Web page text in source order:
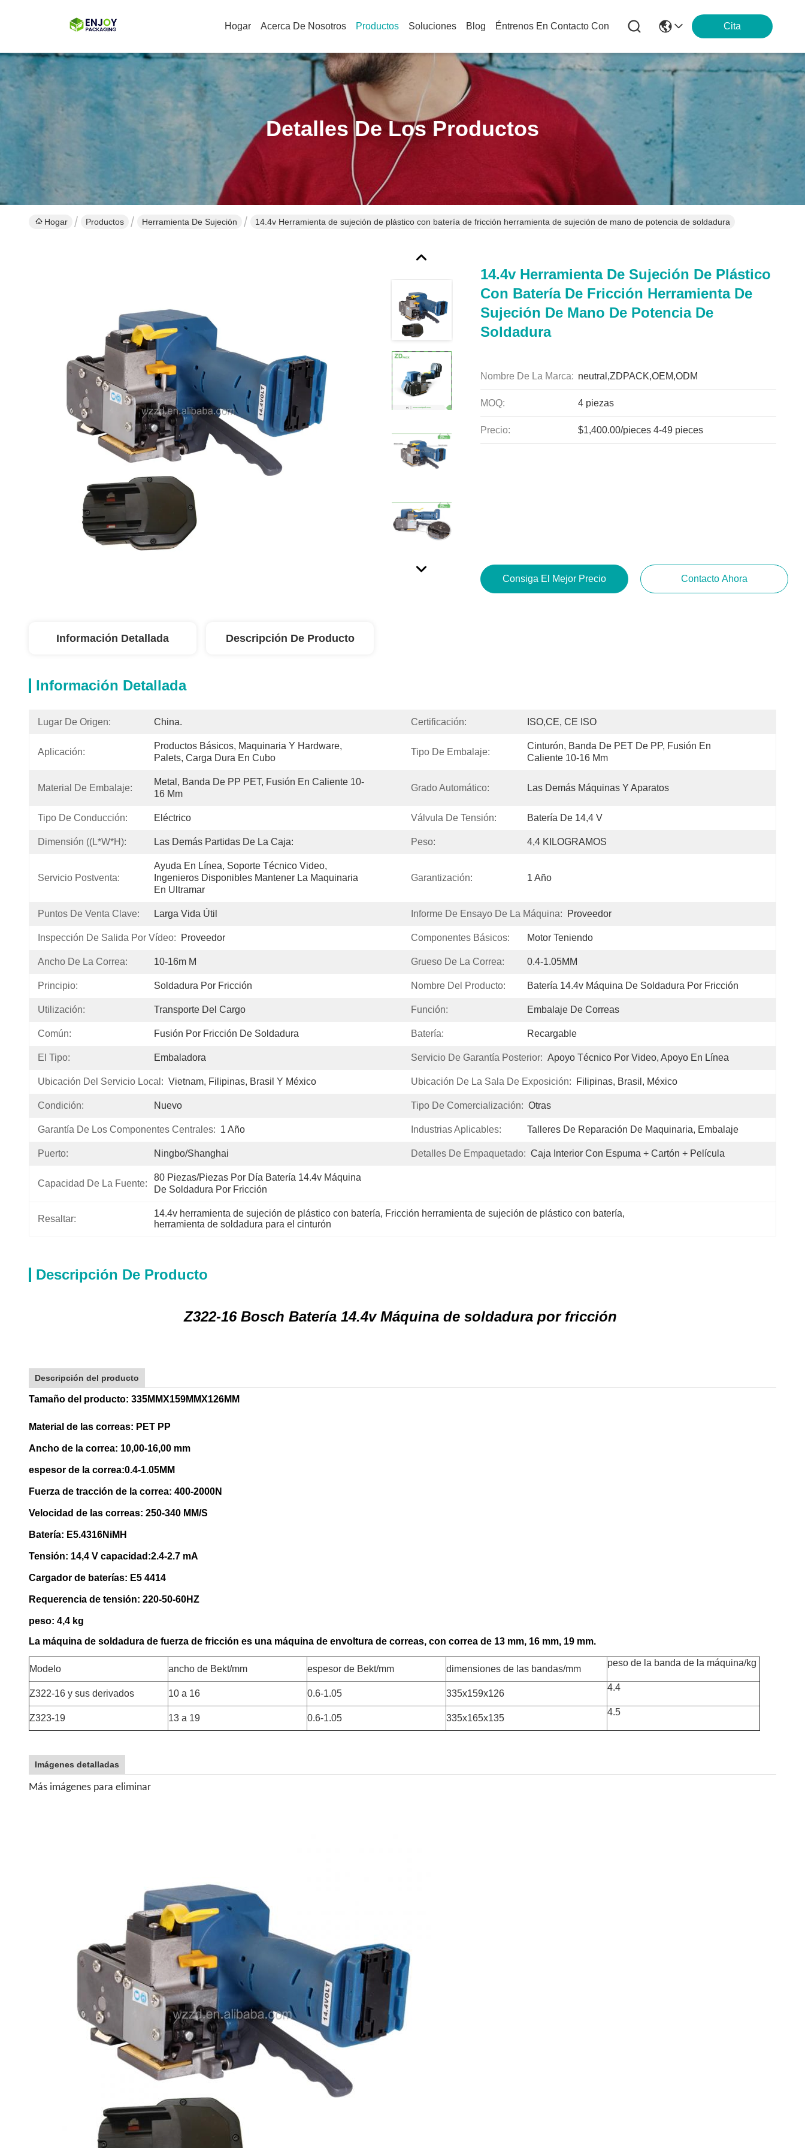
Hogar Acerca De Nosotros Productos Soluciones Blog Éntrenos En Contacto Con Cita
Detalles De Los Productos
Hogar Productos Herramienta De Sujeción 14.4v Herramienta de sujeción de plástico con batería de fricción herramienta de sujeción de mano de potencia de soldadura
14.4v Herramienta De Sujeción De Plástico
Con Batería De Fricción Herramienta De
Sujeción De Mano De Potencia De
Soldadura
Nombre De La Marca: neutral,ZDPACK,OEM,ODM
MOQ: 4 piezas
Precio: $1,400.00/pieces 4-49 pieces
Consiga El Mejor Precio Contacto Ahora
Información Detallada Descripción De Producto
Información Detallada
Lugar De Origen: China. Certificación: ISO,CE, CE ISO
Aplicación:
Productos Básicos, Maquinaria Y Hardware,
Palets, Carga Dura En Cubo
Tipo De Embalaje:
Cinturón, Banda De PET De PP, Fusión En
Caliente 10-16 Mm
Material De Embalaje:
Metal, Banda De PP PET, Fusión En Caliente 10-
16 Mm
Grado Automático: Las Demás Máquinas Y Aparatos
Tipo De Conducción: Eléctrico Válvula De Tensión: Batería De 14,4 V
Dimensión ((L*W*H): Las Demás Partidas De La Caja: Peso: 4,4 KILOGRAMOS
Servicio Postventa:
Ayuda En Línea, Soporte Técnico Video,
Ingenieros Disponibles Mantener La Maquinaria
En Ultramar
Garantización: 1 Año
Puntos De Venta Clave: Larga Vida Útil Informe De Ensayo De La Máquina: Proveedor
Inspección De Salida Por Vídeo: Proveedor Componentes Básicos: Motor Teniendo
Ancho De La Correa: 10-16m M Grueso De La Correa: 0.4-1.05MM
Principio: Soldadura Por Fricción Nombre Del Producto: Batería 14.4v Máquina De Soldadura Por Fricción
Utilización: Transporte Del Cargo Función: Embalaje De Correas
Común: Fusión Por Fricción De Soldadura Batería: Recargable
El Tipo: Embaladora Servicio De Garantía Posterior: Apoyo Técnico Por Video, Apoyo En Línea
Ubicación Del Servicio Local: Vietnam, Filipinas, Brasil Y México Ubicación De La Sala De Exposición: Filipinas, Brasil, México
Condición: Nuevo Tipo De Comercialización: Otras
Garantía De Los Componentes Centrales: 1 Año Industrias Aplicables: Talleres De Reparación De Maquinaria, Embalaje
Puerto: Ningbo/Shanghai Detalles De Empaquetado: Caja Interior Con Espuma + Cartón + Película
Capacidad De La Fuente:
80 Piezas/piezas Por Día Batería 14.4v Máquina
De Soldadura Por Fricción
Resaltar:
14.4v herramienta de sujeción de plástico con batería, Fricción herramienta de sujeción de plástico con batería,
herramienta de soldadura para el cinturón
Descripción De Producto
Z322-16 Bosch Batería 14.4v Máquina de soldadura por fricción
Descripción del producto
Tamaño del producto: 335MMX159MMX126MM
Material de las correas: PET PP
Ancho de la correa: 10,00-16,00 mm
espesor de la correa:0.4-1.05MM
Fuerza de tracción de la correa: 400-2000N
Velocidad de las correas: 250-340 MM/S
Batería: E5.4316NiMH
Tensión: 14,4 V capacidad:2.4-2.7 mA
Cargador de baterías: E5 4414
Requerencia de tensión: 220-50-60HZ
peso: 4,4 kg
La máquina de soldadura de fuerza de fricción es una máquina de envoltura de correas, con correa de 13 mm, 16 mm, 19 mm.
Modelo ancho de Bekt/mm espesor de Bekt/mm dimensiones de las bandas/mm
peso de la banda de la máquina/kg
Z322-16 y sus derivados 10 a 16 0.6-1.05 335x159x126
4.4
Z323-19 13 a 19 0.6-1.05 335x165x135
4.5
Imágenes detalladas
Más imágenes para eliminar